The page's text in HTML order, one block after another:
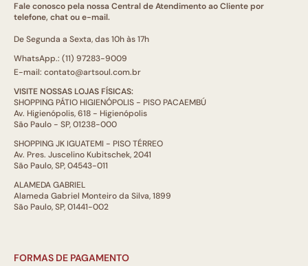
Fale conosco pela nossa Central de Atendimento ao Cliente por
telefone, chat ou e-mail.
De Segunda a Sexta, das 10h às 17h
WhatsApp.: (11) 97283-9009
E-mail: contato@artsoul.com.br
VISITE NOSSAS LOJAS FÍSICAS:
SHOPPING PÁTIO HIGIENÓPOLIS - PISO PACAEMBÚ
Av. Higienópolis, 618 - Higienópolis
São Paulo - SP, 01238-000
SHOPPING JK IGUATEMI - PISO TÉRREO
Av. Pres. Juscelino Kubitschek, 2041
São Paulo, SP, 04543-011
ALAMEDA GABRIEL
Alameda Gabriel Monteiro da Silva, 1899
São Paulo, SP, 01441-002
FORMAS DE PAGAMENTO